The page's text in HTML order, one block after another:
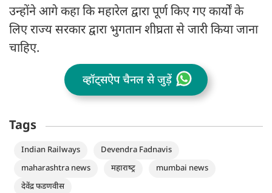
उन्होंने आगे कहा कि महारेल द्वारा पूर्ण किए गए कार्यों के
लिए राज्य सरकार द्वारा भुगतान शीघ्रता से जारी किया जाना
चाहिए.
व्हॉट्सऐप चैनल से जुड़ें
Tags
Indian Railways
Devendra Fadnavis
maharashtra news
महाराष्‍ट्र
mumbai news
देवेंद्र फडणवीस